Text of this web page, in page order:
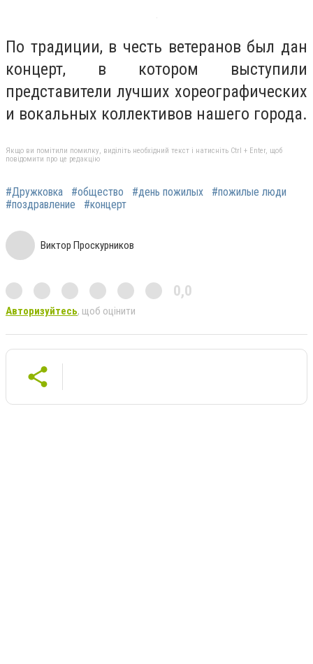
По традиции, в честь ветеранов был дан
концерт, в котором выступили
представители лучших хореографических
и вокальных коллективов нашего города.
Якщо ви помітили помилку, виділіть необхідний текст і натисніть Ctrl + Enter, щоб
повідомити про це редакцію
#Дружковка #общество #день пожилых
#пожилые люди
#поздравление
#концерт
Виктор Проскурников
0,0
Авторизуйтесь, щоб оцінити